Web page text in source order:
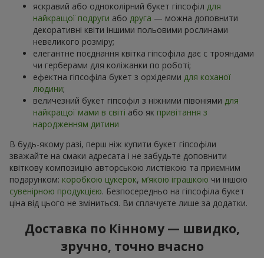
яскравий або одноколірний букет гіпсофіл для
найкращої подруги або друга — можна доповнити
декоративні квіти іншими польовими рослинами
невеликого розміру;
елегантне поєднання квітка гіпсофіла дає с трояндами
чи герберами для коліжанки по роботі;
ефектна гіпсофіла букет з орхідеями для коханої
людини;
величезний букет гіпсофіл з ніжними півоніями для
найкращої мами в світі або як привітання з
народженням дитини
В будь-якому разі, перш ніж купити букет гіпсофіли
зважайте на смаки адресата і не забудьте доповнити
квіткову композицію авторською листівкою та приємним
подарунком: коробкою цукерок, м’якою іграшкою чи іншою
сувенірною продукцією. Безпосередньо на гіпсофіла букет
ціна від цього не зміниться. Ви сплачуєте лише за додатки.
Доставка по Кінному — швидко,
зручно, точно вчасно